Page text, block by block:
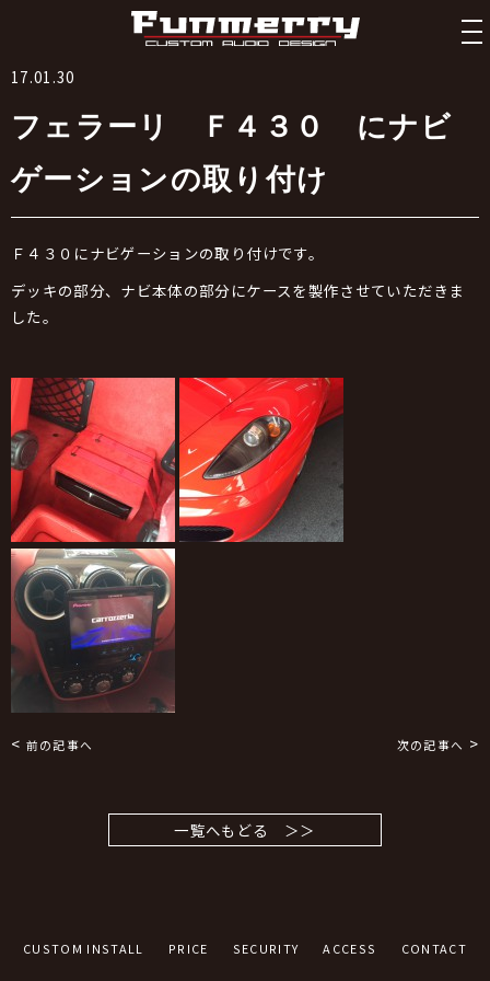
17.01.30
フェラーリ Ｆ４３０ にナビ
ゲーションの取り付け
Ｆ４３０にナビゲーションの取り付けです。
デッキの部分、ナビ本体の部分にケースを製作させていただきま
した。
< 前の記事へ 次の記事へ >
一覧へもどる ＞＞
CUSTOM INSTALL PRICE SECURITY ACCESS CONTACT